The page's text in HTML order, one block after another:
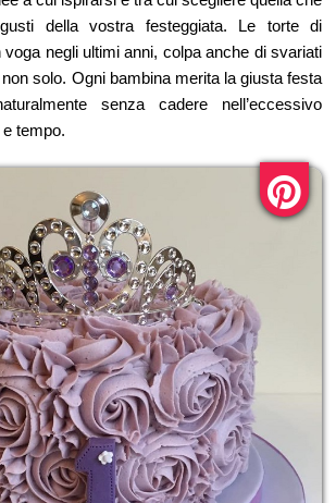
della vostra festeggiata. Le torte di
negli ultimi anni, colpa anche di svariati
solo. Ogni bambina merita la giusta festa
senza cadere nell’eccessivo
tempo.